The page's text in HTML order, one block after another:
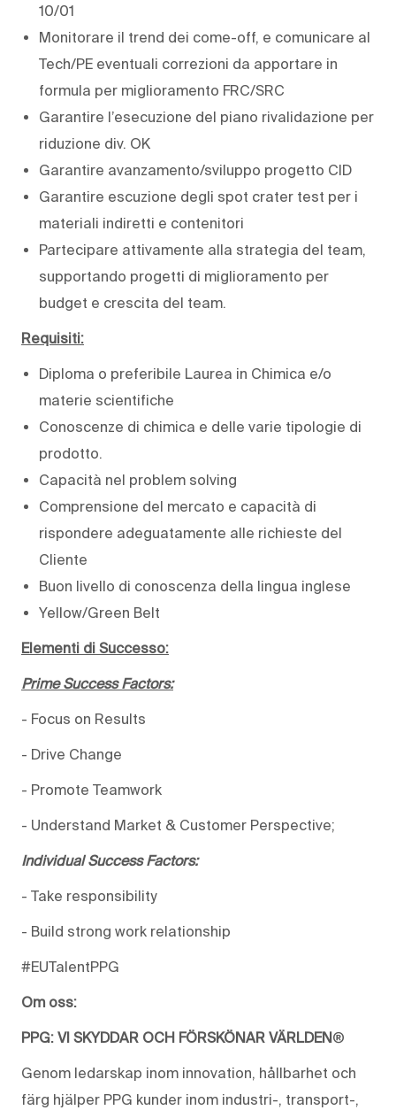
10/01
Monitorare il trend dei come-off, e comunicare al
Tech/PE eventuali correzioni da apportare in
formula per miglioramento FRC/SRC
Garantire l’esecuzione del piano rivalidazione per
riduzione div. OK
Garantire avanzamento/sviluppo progetto CID
Garantire escuzione degli spot crater test per i
materiali indiretti e contenitori
Partecipare attivamente alla strategia del team,
supportando progetti di miglioramento per
budget e crescita del team.
Requisiti:
Diploma o preferibile Laurea in Chimica e/o
materie scientifiche
Conoscenze di chimica e delle varie tipologie di
prodotto.
Capacità nel problem solving
Comprensione del mercato e capacità di
rispondere adeguatamente alle richieste del
Cliente
Buon livello di conoscenza della lingua inglese
Yellow/Green Belt
Elementi di Successo:
Prime Success Factors:
- Focus on Results
- Drive Change
- Promote Teamwork
- Understand Market & Customer Perspective;
Individual Success Factors:
- Take responsibility
- Build strong work relationship
#EUTalentPPG
Om oss:
PPG: VI SKYDDAR OCH FÖRSKÖNAR VÄRLDEN®
Genom ledarskap inom innovation, hållbarhet och
färg hjälper PPG kunder inom industri-, transport-,